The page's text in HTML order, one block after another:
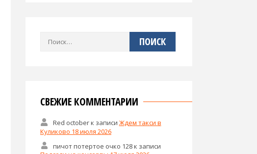
Найти:
СВЕЖИЕ КОММЕНТАРИИ
Red octoberк записи Ждем такси в
Куликово 18 июля 2026
пичот потертое очко 128к записи